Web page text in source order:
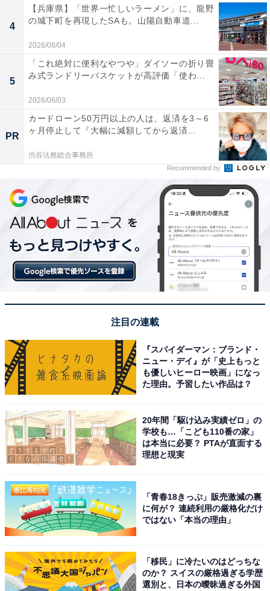
4
【兵庫県】「世界一忙しいラーメン」に、龍野
の城下町を再現したSAも。山陽自動車道...
2026/08/04
5
「これ絶対に便利なやつや」ダイソーの折り畳
み式ランドリーバスケットが高評価「使わ...
2026/08/03
PR
カードローン50万円以上の人は、返済を3～6
ヶ月停止して『大幅に減額してから返済...
渋谷法務総合事務所
Recommended by
注目の連載
『スパイダーマン：ブランド・
ニュー・デイ』が「史上もっと
も優しいヒーロー映画」になっ
た理由。予習したい作品は？
20年間「駆け込み実績ゼロ」の
学校も…「こども110番の家」
は本当に必要？ PTAが直面する
理想と現実
「青春18きっぷ」販売激減の裏
に何が？ 連続利用の厳格化だけ
ではない「本当の理由」
「移民」に冷たいのはどっちな
のか？ スイスの厳格過ぎる学歴
選別と、日本の曖昧過ぎる外国